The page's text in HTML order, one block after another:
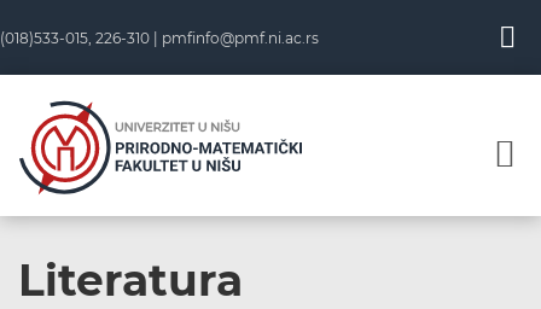
to
content
(018)533-015, 226-310 | pmfinfo@pmf.ni.ac.rs
Literatura